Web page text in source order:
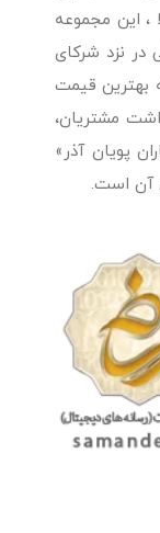
، این مجموعه
در نزد شرکای
بهترین قیمت
مشتریان،
پویان آذر»
آن است.